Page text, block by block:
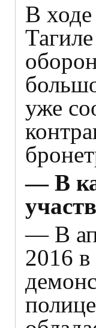
В
уже
— В
— В
2016